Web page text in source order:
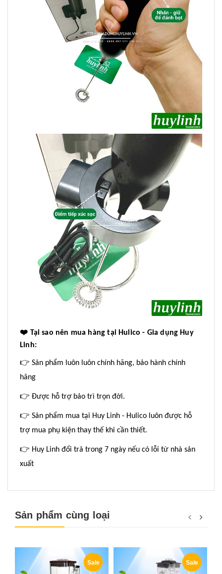
❤ ️ Tại sao nên mua hàng tại Hulico - Gia dụng Huy
Linh:
👉 Sản phẩm luôn luôn chính hãng, bảo hành chính
hãng
👉 Được hỗ trợ bảo trì trọn đời.
👉 Sản phẩm mua tại Huy Linh - Hulico luôn được hỗ
trợ mua phụ kiện thay thế khi cần thiết.
👉 Huy Linh đổi trả trong 7 ngày nếu có lỗi từ nhà sản
xuất
Sản phẩm cùng loại
Sale Sale